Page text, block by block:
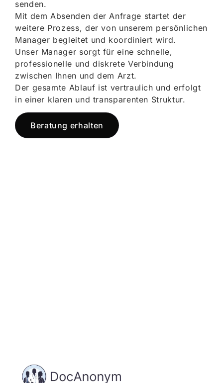
senden.
Mit dem Absenden der Anfrage startet der
weitere Prozess, der von unserem persönlichen
Manager begleitet und koordiniert wird.
Unser Manager sorgt für eine schnelle,
professionelle und diskrete Verbindung
zwischen Ihnen und dem Arzt.
Der gesamte Ablauf ist vertraulich und erfolgt
in einer klaren und transparenten Struktur.
Beratung erhalten